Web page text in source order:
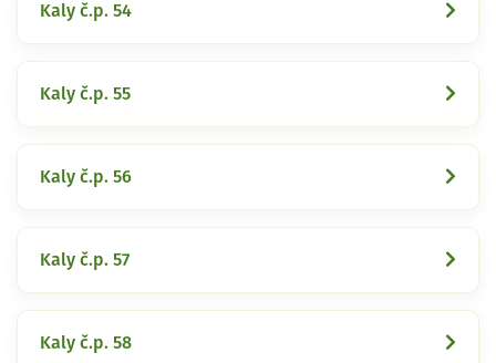
Kaly č.p. 54
Kaly č.p. 55
Kaly č.p. 56
Kaly č.p. 57
Kaly č.p. 58